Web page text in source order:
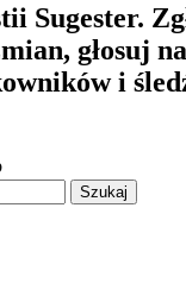
Sugester.
głosuj
i
Szukaj